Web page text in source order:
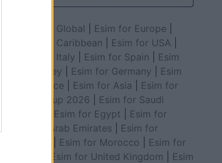
Esim for Global Esim for Europe
Esim for Caribbean
Esim for USA
Esim for Italy
Esim for Spain
Esim
for Turkey
Esim for Germany
Esim
for Greece
Esim for Asia
Esim for
World Cup 2026
Esim for Saudi
Esim for Egypt
Esim for
United Arab Emirates
Esim for
Esim for Morocco
Esim for
Esim for United Kingdom
Esim